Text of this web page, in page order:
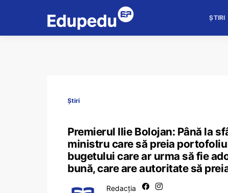
ȘTIRI
Știri
Premierul Ilie Bolojan: Până la
ministru care să preia
bugetului care ar urma să fie
bună, care are autoritate să
Redacția